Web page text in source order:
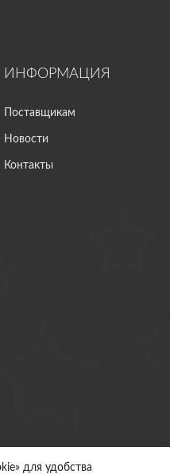
ИНФОРМАЦИЯ
Поставщикам
Новости
Контакты
для удобства